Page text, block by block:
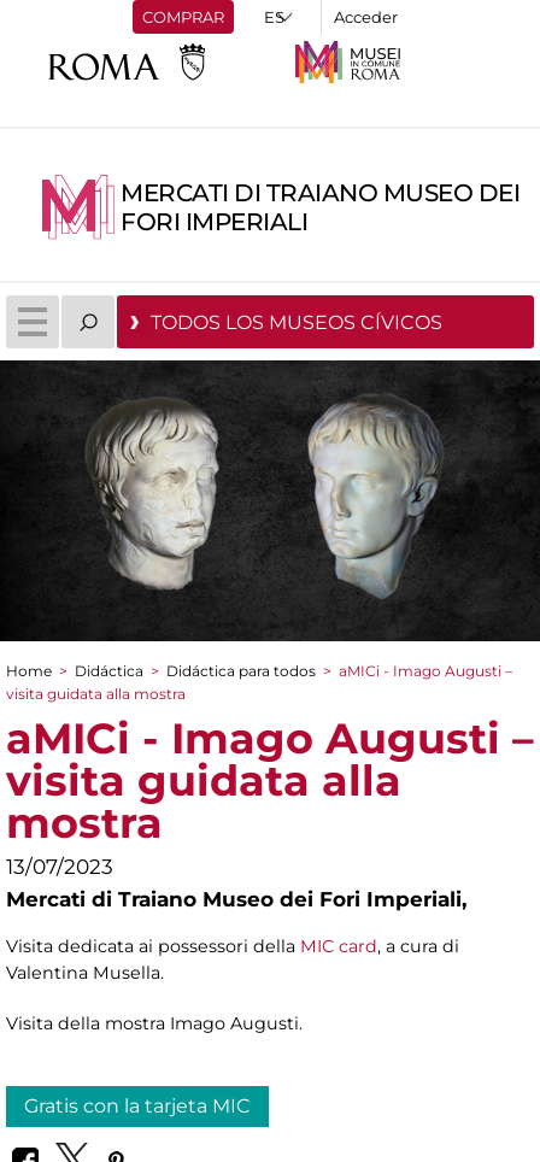
COMPRAR Acceder
MERCATI DI TRAIANO MUSEO DEI
FORI IMPERIALI
TODOS LOS MUSEOS CÍVICOS
You are here
Home > Didáctica > Didáctica para todos > aMICi - Imago Augusti –
visita guidata alla mostra
aMICi - Imago Augusti –
visita guidata alla
mostra
13/07/2023
Mercati di Traiano Museo dei Fori Imperiali,
Visita dedicata ai possessori della MIC card, a cura di
Valentina Musella.
Visita della mostra Imago Augusti.
Gratis con la tarjeta MIC